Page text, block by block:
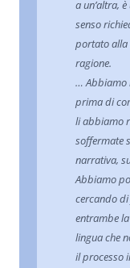
a un’altra, è
senso
portato alla
ragione.
… Abbiamo
prima di
li abbiamo
soffermate
narrativa,
Abbiamo
cercando
entrambe
lingua che
il processo